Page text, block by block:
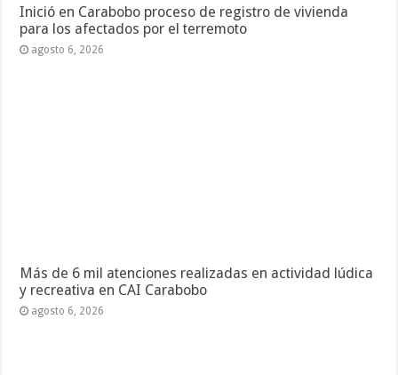
Inició en Carabobo proceso de registro de vivienda
para los afectados por el terremoto
agosto 6, 2026
Más de 6 mil atenciones realizadas en actividad lúdica
y recreativa en CAI Carabobo
agosto 6, 2026